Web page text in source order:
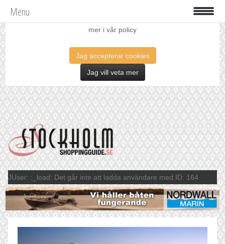
Vi använder oss av cookies för att förbättra din upplevelse. Läs
mer i vår policy
Jag accepterar cookies
Jag vill veta mer
Menu
JUser: :_load: Det går inte att ladda användare med ID: 164